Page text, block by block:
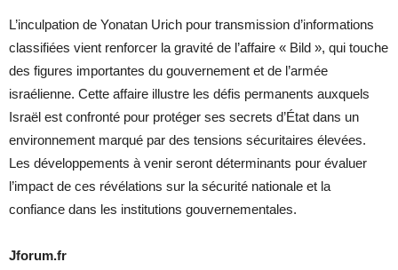
L’inculpation de Yonatan Urich pour transmission d’informations
classifiées vient renforcer la gravité de l’affaire « Bild », qui touche
des figures importantes du gouvernement et de l’armée
israélienne. Cette affaire illustre les défis permanents auxquels
Israël est confronté pour protéger ses secrets d’État dans un
environnement marqué par des tensions sécuritaires élevées.
Les développements à venir seront déterminants pour évaluer
l’impact de ces révélations sur la sécurité nationale et la
confiance dans les institutions gouvernementales.
Jforum.fr